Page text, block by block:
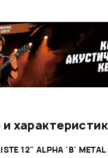
12" ALPHA 'B' METAL